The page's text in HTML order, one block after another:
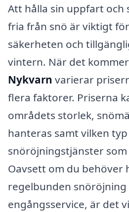
Att hålla sin uppfart och
fria från snö är viktigt
säkerheten och
vintern. När det
Nykvarn varierar
flera faktorer. Priserna
områdets storlek,
hanteras samt vilken
snöröjningstjänster
Oavsett om du behöver
regelbunden snöröjning
engångsservice, är det